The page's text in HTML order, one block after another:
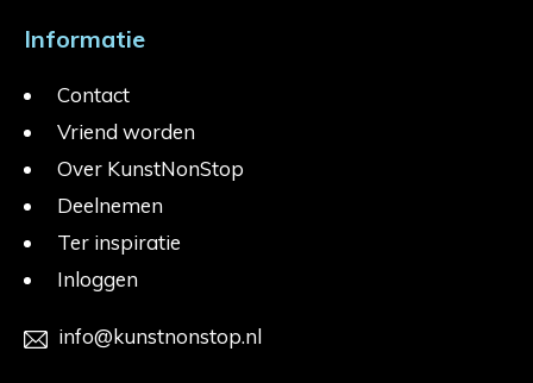
Informatie
Contact
Vriend worden
Over KunstNonStop
Deelnemen
Ter inspiratie
Inloggen
info@kunstnonstop.nl